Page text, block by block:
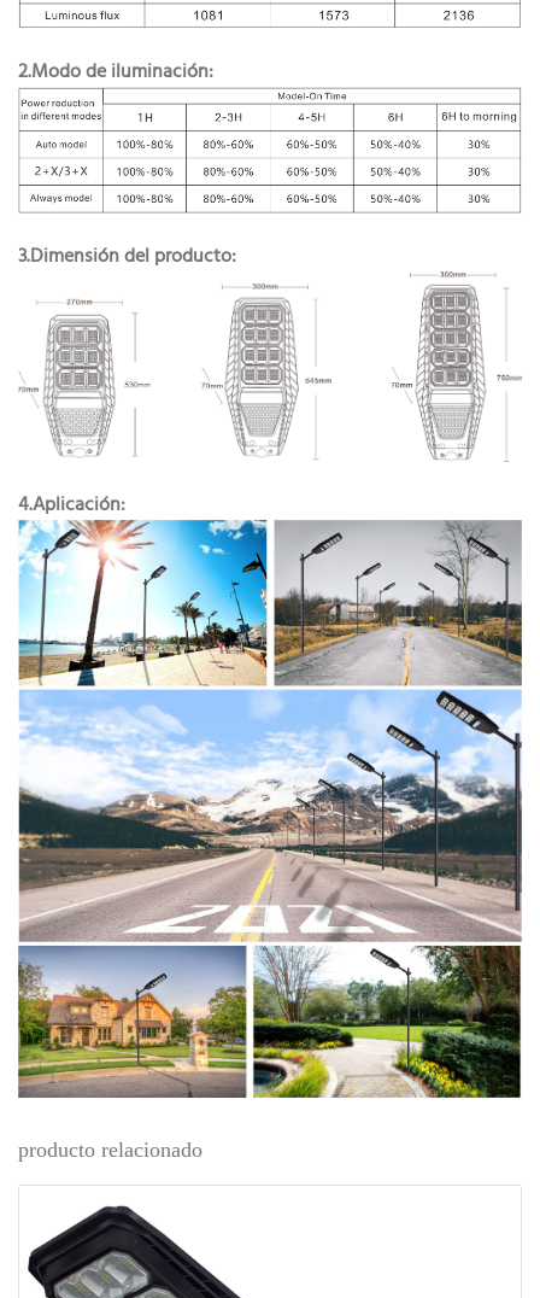
2.Modo de iluminación:
3.Dimensión del producto:
4.Aplicación:
producto relacionado